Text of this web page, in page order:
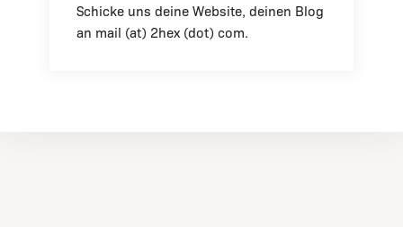
Schicke uns deine Website, deinen Blog
an mail (at) 2hex (dot) com.